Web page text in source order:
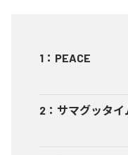
1 ： PEACE
2 ： サマグッタイ